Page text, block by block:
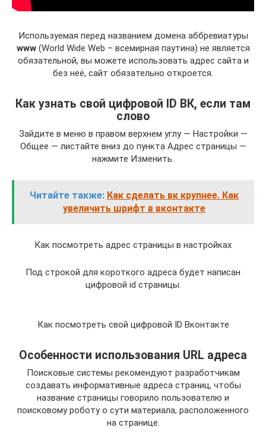
Используемая перед названием домена аббревиатуры
www(World Wide Web – всемирная паутина) не является
обязательной, вы можете использовать адрес сайта и
без неё, сайт обязательно откроется.
Как узнать свой цифровой ID ВК, если там
слово
Зайдите в меню в правом верхнем углу — Настройки —
Общее — листайте вниз до пункта Адрес страницы —
нажмите Изменить.
Читайте также: Как сделать вк крупнее. Как
увеличить шрифт в вконтакте
Как посмотреть адрес страницы в настройках
Под строкой для короткого адреса будет написан
цифровой id страницы.
Как посмотреть свой цифровой ID Вконтакте
Особенности использования URL адреса
Поисковые системы рекомендуют разработчикам
создавать информативные адреса страниц, чтобы
название страницы говорило пользователю и
поисковому роботу о сути материала, расположенного
на странице.